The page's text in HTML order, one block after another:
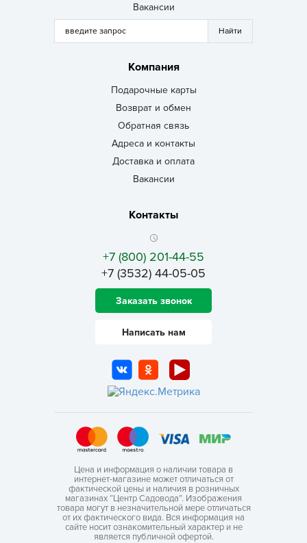
Вакансии
Компания
Подарочные карты
Возврат и обмен
Обратная связь
Адреса и контакты
Доставка и оплата
Вакансии
Контакты
+7 (800) 201-44-55
+7 (3532) 44-05-05
Заказать звонок
Написать нам
Цена и информация о наличии товара в
интернет-магазине может отличаться от
фактической цены и наличия в розничных
магазинах “Центр Садовода”. Изображения
товара могут в незначительной мере отличаться
от их фактического вида. Вся информация на
сайте носит ознакомительный характер и не
является публичной офертой.